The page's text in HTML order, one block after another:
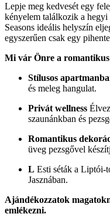
Lepje meg kedvesét egy
kényelem találkozik a
Seasons ideális helyszín
egyszerűen csak egy
Mi vár Önre a
Stílusos
és meleg hangulat.
Privát wellness
szaunánkban és
Romantikus
üveg pezsgővel
L Esti séták a Liptói-
Jasznában.
Ajándékozzatok
emlékezni.